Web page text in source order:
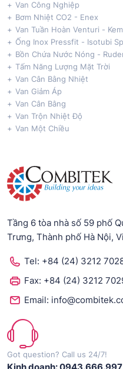
Van Công Nghiệp
Bơm Nhiệt CO2 - Enex
Van Tuần Hoàn Venturi -
Ống Inox Pressfit - Isotubi
Bồn Chứa Nước Nóng -
Tấm Năng Lượng Mặt Trời
Van Cân Bằng Nhiệt
Van Giảm Áp
Van Cân Bằng
Van Trộn Nhiệt Độ
Van Một Chiều
Tầng 6 tòa nhà số 59 phố
Trưng, Thành phố Hà Nội,
Tel: +84 (24) 3212
Fax: +84 (24) 3212
Email:
Got question? Call us 24/7!